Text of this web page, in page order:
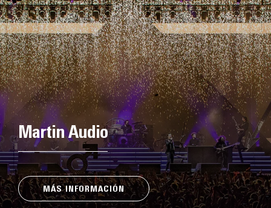
Martin Audio
MÁS INFORMACIÓN